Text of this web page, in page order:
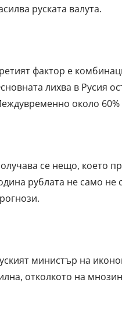
руската валута.
фактор е
лихва в Русия
около 60%
се нещо, което
рублата не само не
министър на
отколкото на